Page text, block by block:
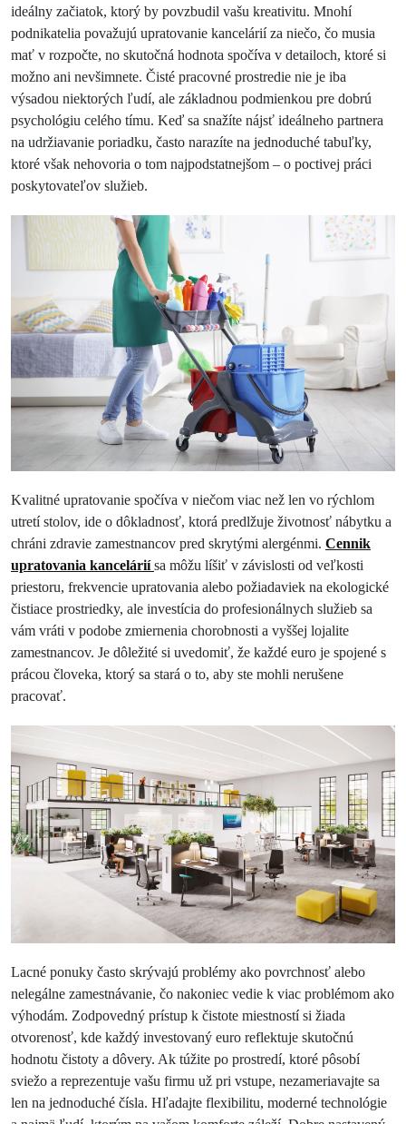
ideálny začiatok, ktorý by povzbudil vašu kreativitu. Mnohí
podnikatelia považujú upratovanie kancelárií za niečo, čo musia
mať v rozpočte, no skutočná hodnota spočíva v detailoch, ktoré si
možno ani nevšimnete. Čisté pracovné prostredie nie je iba
výsadou niektorých ľudí, ale základnou podmienkou pre dobrú
psychológiu celého tímu. Keď sa snažíte nájsť ideálneho partnera
na udržiavanie poriadku, často narazíte na jednoduché tabuľky,
ktoré však nehovoria o tom najpodstatnejšom – o poctivej práci
poskytovateľov služieb.
Kvalitné upratovanie spočíva v niečom viac než len vo rýchlom
utretí stolov, ide o dôkladnosť, ktorá predlžuje životnosť nábytku a
chráni zdravie zamestnancov pred skrytými alergénmi. Cennik
upratovania kanceláriísa môžu líšiť v závislosti od veľkosti
priestoru, frekvencie upratovania alebo požiadaviek na ekologické
čistiace prostriedky, ale investícia do profesionálnych služieb sa
vám vráti v podobe zmiernenia chorobnosti a vyššej lojalite
zamestnancov. Je dôležité si uvedomiť, že každé euro je spojené s
prácou človeka, ktorý sa stará o to, aby ste mohli nerušene
pracovať.
Lacné ponuky často skrývajú problémy ako povrchnosť alebo
nelegálne zamestnávanie, čo nakoniec vedie k viac problémom ako
výhodám. Zodpovedný prístup k čistote miestností si žiada
otvorenosť, kde každý investovaný euro reflektuje skutočnú
hodnotu čistoty a dôvery. Ak túžite po prostredí, ktoré pôsobí
sviežo a reprezentuje vašu firmu už pri vstupe, nezameriavajte sa
len na jednoduché čísla. Hľadajte flexibilitu, moderné technológie